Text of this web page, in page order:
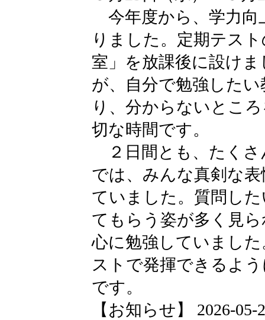
今年度から、学力向
りました。定期テス
室」を放課後に設け
が、自分で勉強した
り、分からないとこ
切な時間です。
２日間とも、たくさ
では、みんな真剣な
ていました。質問し
てもらう姿が多く見
心に勉強していまし
ストで発揮できるよ
です。
【お知らせ】 2026-05-